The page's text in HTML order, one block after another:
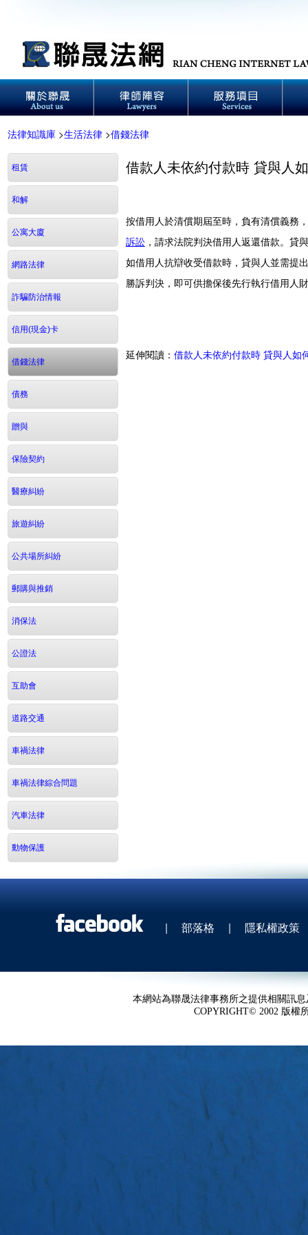
法律知識庫 >生活法律 >借錢法律
租賃
和解
公寓大廈
網路法律
詐騙防治情報
信用(現金)卡
借錢法律
債務
贈與
保險契約
醫療糾紛
旅遊糾紛
公共場所糾紛
郵購與推銷
消保法
公證法
互助會
道路交通
車禍法律
車禍法律綜合問題
汽車法律
動物保護
借款人未依約付款時 貸與人
按借用人於清償期屆至時，負有清償義務
訴訟 ，請求法院判決借用人返還借款。貸
如借用人抗辯收受借款時，貸與人並需提
勝訴判決，即可供擔保後先行執行借用人
延伸閱讀： 借款人未依約付款時 貸與人如
| 部落格 | 隱私權政策
本網站為聯晟法律事務所之提供相關訊
COPYRIGHT© 2002 版權